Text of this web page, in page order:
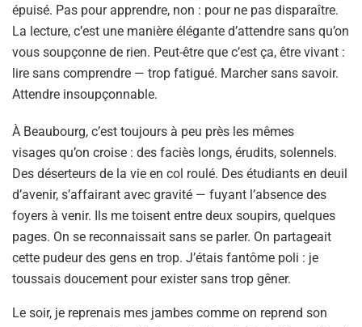
épuisé. Pas pour apprendre, non : pour ne pas disparaître.
La lecture, c’est une manière élégante d’attendre sans qu’on
vous soupçonne de rien. Peut-être que c’est ça, être vivant :
lire sans comprendre — trop fatigué. Marcher sans savoir.
Attendre insoupçonnable.
À Beaubourg, c’est toujours à peu près les mêmes
visages qu’on croise : des faciès longs, érudits, solennels.
Des déserteurs de la vie en col roulé. Des étudiants en deuil
d’avenir, s’affairant avec gravité — fuyant l’absence des
foyers à venir. Ils me toisent entre deux soupirs, quelques
pages. On se reconnaissait sans se parler. On partageait
cette pudeur des gens en trop. J’étais fantôme poli : je
toussais doucement pour exister sans trop gêner.
Le soir, je reprenais mes jambes comme on reprend son